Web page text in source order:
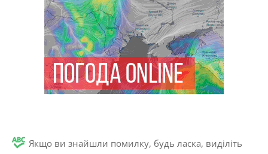
Якщо ви знайшли помилку, будь ласка, виділіть